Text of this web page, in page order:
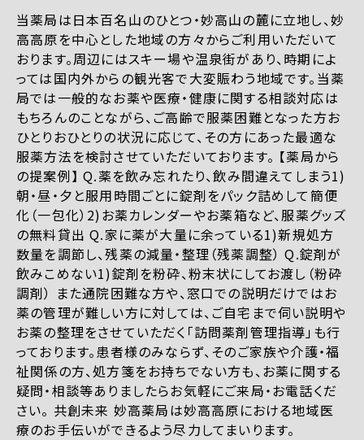
当薬局は日本百名山のひとつ・妙高山の麓に立地し、妙
高高原を中心とした地域の方々からご利用いただいて
おります。周辺にはスキー場や温泉街があり、時期によ
っては国内外からの観光客で大変賑わう地域です。当薬
局では一般的なお薬や医療・健康に関する相談対応は
もちろんのことながら、ご高齢で服薬困難となった方お
ひとりおひとりの状況に応じて、その方にあった最適な
服薬方法を検討させていただいております。 【薬局から
の提案例】 Q.薬を飲み忘れたり、飲み間違えてしまう1)
朝・昼・夕と服用時間ごとに錠剤をパック詰めして簡便
化（一包化）2)お薬カレンダーやお薬箱など、服薬グッズ
の無料貸出 Q.家に薬が大量に余っている1)新規処方
数量を調節し、残薬の減量・整理（残薬調整） Q.錠剤が
飲みこめない1)錠剤を粉砕、粉末状にしてお渡し（粉砕
調剤） また通院困難な方や、窓口での説明だけではお
薬の管理が難しい方に対しては、ご自宅まで伺い説明や
お薬の整理をさせていただく「訪問薬剤管理指導」も行
っております。患者様のみならず、そのご家族や介護・福
祉関係の方、処方箋をお持ちでない方も、お薬に関する
疑問・相談等ありましたらお気軽にご来局・お電話くだ
さい。 共創未来 妙高薬局は妙高高原における地域医
療のお手伝いができるよう尽力してまいります。